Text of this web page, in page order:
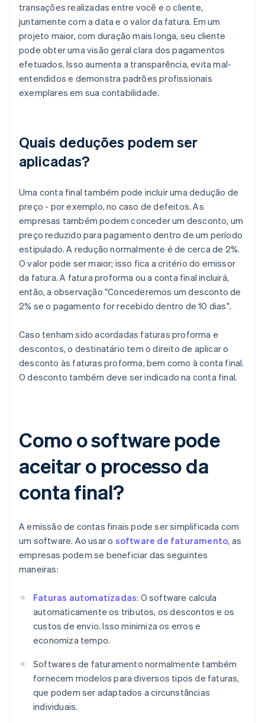
transações realizadas entre você e o cliente,
juntamente com a data e o valor da fatura. Em um
projeto maior, com duração mais longa, seu cliente
pode obter uma visão geral clara dos pagamentos
efetuados. Isso aumenta a transparência, evita mal-
entendidos e demonstra padrões profissionais
exemplares em sua contabilidade.
Quais deduções podem ser
aplicadas?
Uma conta final também pode incluir uma dedução de
preço - por exemplo, no caso de defeitos. As
empresas também podem conceder um desconto, um
preço reduzido para pagamento dentro de um período
estipulado. A redução normalmente é de cerca de 2%.
O valor pode ser maior; isso fica a critério do emissor
da fatura. A fatura proforma ou a conta final incluirá,
então, a observação "Concederemos um desconto de
2% se o pagamento for recebido dentro de 10 dias".
Caso tenham sido acordadas faturas proforma e
descontos, o destinatário tem o direito de aplicar o
desconto às faturas proforma, bem como à conta final.
O desconto também deve ser indicado na conta final.
Como o software pode
aceitar o processo da
conta final?
A emissão de contas finais pode ser simplificada com
um software. Ao usar o software de faturamento, as
empresas podem se beneficiar das seguintes
maneiras:
Faturas automatizadas: O software calcula
automaticamente os tributos, os descontos e os
custos de envio. Isso minimiza os erros e
economiza tempo.
Softwares de faturamento normalmente também
fornecem modelos para diversos tipos de faturas,
que podem ser adaptados a circunstâncias
individuais.